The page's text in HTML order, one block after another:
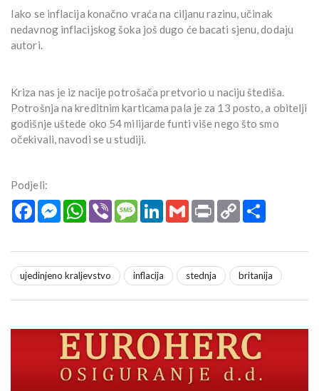
Iako se inflacija konačno vraća na ciljanu razinu, učinak
nedavnog inflacijskog šoka još dugo će bacati sjenu, dodaju
autori.
Kriza nas je iz nacije potrošača pretvorio u naciju štediša.
Potrošnja na kreditnim karticama pala je za 13 posto, a obitelji
godišnje uštede oko 54 milijarde funti više nego što smo
očekivali, navodi se u studiji.
Podjeli:
FacebookMessengerWhatsApp
Viber MessageLinkedInGmail Print Copy
Link
ujedinjeno kraljevstvo inflacija stednja britanija